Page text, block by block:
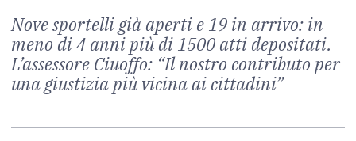
Nove sportelli già aperti e 19 in arrivo: in
meno di 4 anni più di 1500 atti depositati.
L’assessore Ciuoffo: “Il nostro contributo per
una giustizia più vicina ai cittadini”